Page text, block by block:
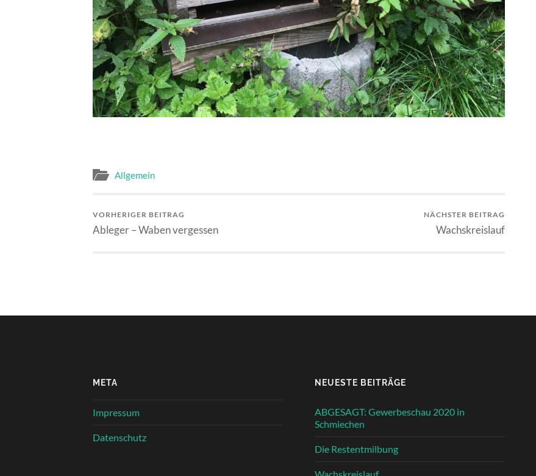
Allgemein
VORHERIGER BEITRAG
Ableger – Waben vergessen
NÄCHSTER BEITRAG
Wachskreislauf
META
Impressum
Datenschutz
NEUESTE BEITRÄGE
ABGESAGT: Gewerbeschau 2020 in
Schmiechen
Die Restentmilbung